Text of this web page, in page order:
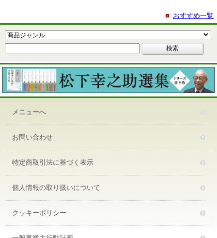
おすすめ一覧
メニューへ
お問い合わせ
特定商取引法に基づく表示
個人情報の取り扱いについて
クッキーポリシー